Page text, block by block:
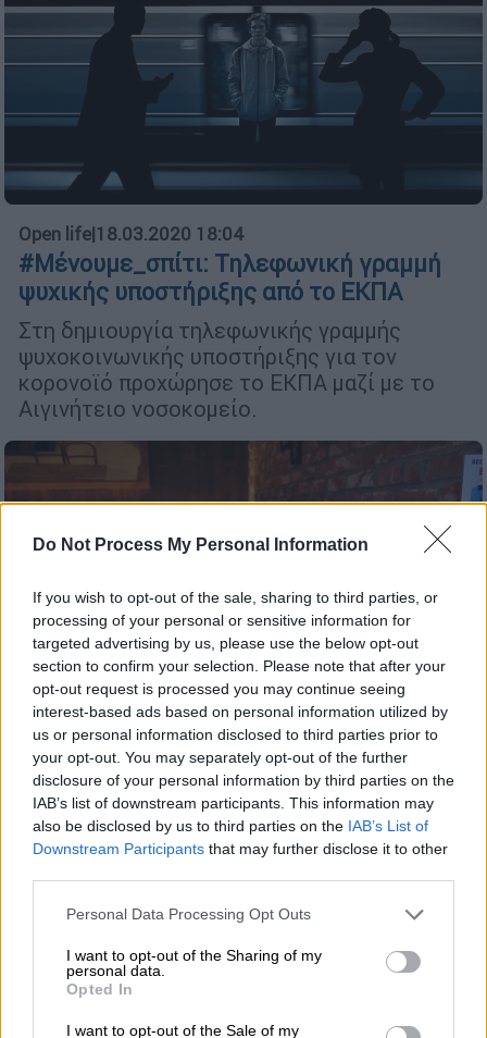
Do Not Process My Personal Information
If you wish to opt-out of the sale, sharing to third parties, or
processing of your personal or sensitive information for
targeted advertising by us, please use the below opt-out
section to confirm your selection. Please note that after your
opt-out request is processed you may continue seeing
interest-based ads based on personal information utilized by
us or personal information disclosed to third parties prior to
your opt-out. You may separately opt-out of the further
disclosure of your personal information by third parties on the
IAB’s list of downstream participants. This information may
also be disclosed by us to third parties on the IAB’s List of
Downstream Participants that may further disclose it to other
Please note that this website/app uses one or more Google
not limited to your visit or usage behaviour. You may click to
grant or deny consent to Google and its third-party tags to
use your data for below specified purposes in below Google
consent section.
Personal Data Processing Opt Outs
I want to opt-out of the Sharing of my
personal data.
Opted In
I want to opt-out of the Sale of my
Open life|18.03.2020 18:04
#Μένουμε_σπίτι: Τηλεφωνική γραμμή
ψυχικής υποστήριξης από το ΕΚΠΑ
Στη δημιουργία τηλεφωνικής γραμμής
ψυχοκοινωνικής υποστήριξης για τον
κορονοϊό προχώρησε το ΕΚΠΑ μαζί με το
Αιγινήτειο νοσοκομείο.
Τεχνολογία| 16.03.2020 19:04
Skype: Πώς να το εγκαταστήσετε για να
κάνετε δωρεάν βιντεοκλήσεις
H δημοφιλής εφαρμογή Skype είναι δωρεάν
και εύκολη στη χρήση
ΑΛΛΑ #TAGS
βιντεοκλήσεις